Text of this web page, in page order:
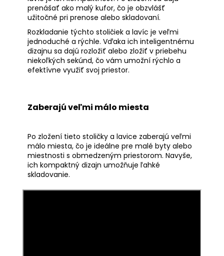
prenášať ako malý kufor, čo je obzvlášť
užitočné pri prenose alebo skladovaní.
Rozkladanie týchto stoličiek a lavíc je veľmi
jednoduché a rýchle. Vďaka ich inteligentnému
dizajnu sa dajú rozložiť alebo zložiť v priebehu
niekoľkých sekúnd, čo vám umožní rýchlo a
efektívne využiť svoj priestor.
Zaberajú veľmi málo miesta
Po zložení tieto stoličky a lavice zaberajú veľmi
málo miesta, čo je ideálne pre malé byty alebo
miestnosti s obmedzeným priestorom. Navyše,
ich kompaktný dizajn umožňuje ľahké
skladovanie.